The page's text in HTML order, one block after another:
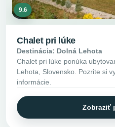
9.6
Chalet pri lúke
Destinácia: Dolná Lehota
Chalet pri lúke ponúka
Lehota, Slovensko. Pozrite si
informácie.
Zobraziť